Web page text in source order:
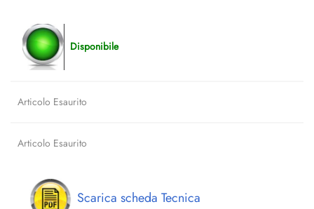
Disponibile
Articolo Esaurito
Articolo Esaurito
Scarica scheda Tecnica